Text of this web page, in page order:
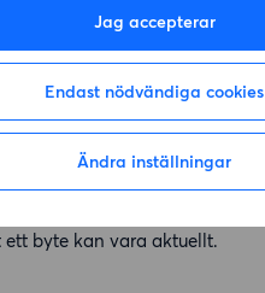
Jag accepterar
Endast nödvändiga cookies
Ändra inställningar
byte kan vara aktuellt.